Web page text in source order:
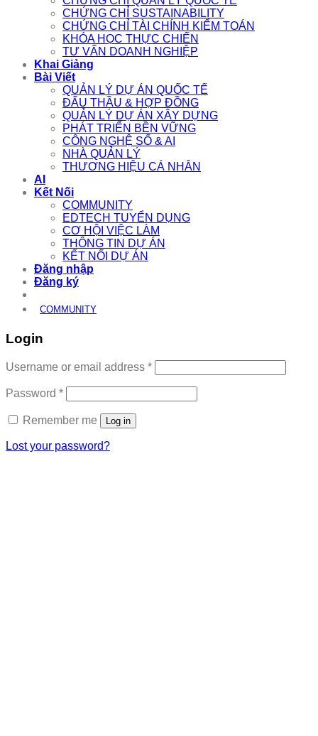
CHỨNG CHỈ SUSTAINABILITY
CHỨNG CHỈ TÀI CHÍNH KIỂM TOÁN
KHÓA HỌC THỰC CHIẾN
TƯ VẤN DOANH NGHIỆP
Khai Giảng
Bài Viết
QUẢN LÝ DỰ ÁN QUỐC TẾ
ĐẤU THẦU & HỢP ĐỒNG
QUẢN LÝ DỰ ÁN XÂY DỰNG
PHÁT TRIỂN BỀN VỮNG
CÔNG NGHỆ SỐ & AI
NHÀ QUẢN LÝ
THƯƠNG HIỆU CÁ NHÂN
AI
Kết Nối
COMMUNITY
EDTECH TUYỂN DỤNG
CƠ HỘI VIỆC LÀM
THÔNG TIN DỰ ÁN
KẾT NỐI DỰ ÁN
Đăng nhập
Đăng ký
COMMUNITY
Login
Username or email address *Required
Password *Required
Remember me Log in
Lost your password?